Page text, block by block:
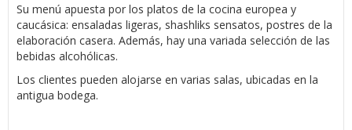
Su menú apuesta por los platos de la cocina europea y
caucásica: ensaladas ligeras, shashliks sensatos, postres de la
elaboración casera. Además, hay una variada selección de las
bebidas alcohólicas.
Los clientes pueden alojarse en varias salas, ubicadas en la
antigua bodega.